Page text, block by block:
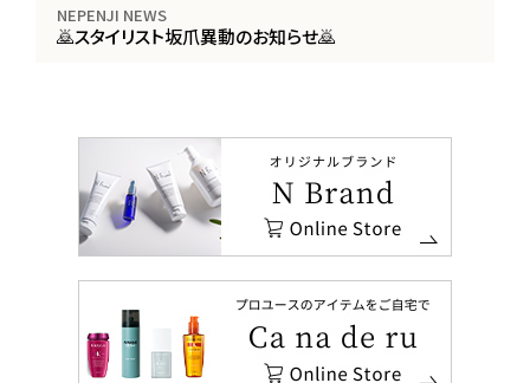
NEPENJI NEWS
🙇スタイリスト坂爪異動のお知らせ🙇